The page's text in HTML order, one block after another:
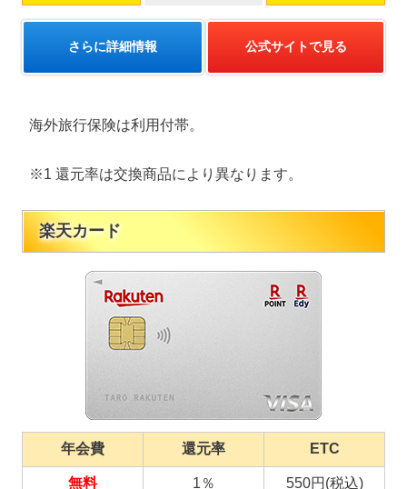
さらに詳細情報 公式サイトで見る
海外旅行保険は利用付帯。
※1 還元率は交換商品により異なります。
楽天カード
年会費 還元率 ETC
無料 1％ 550円(税込)